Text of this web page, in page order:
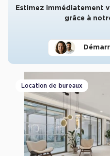
Estimez immédiatement
grâce à
Location de bureaux